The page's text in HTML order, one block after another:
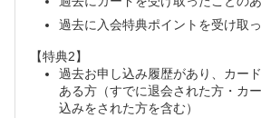
過去に入会特典ポイントを受け取
【特典2】
過去お申し込み履歴があり、カー
ある方（すでに退会された方・カ
込みをされた方を含む）